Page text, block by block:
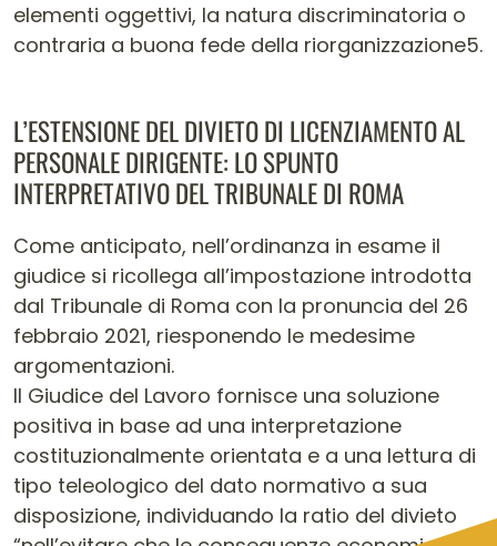
elementi oggettivi, la natura discriminatoria o
contraria a buona fede della riorganizzazione5.
L’ESTENSIONE DEL DIVIETO DI LICENZIAMENTO AL
PERSONALE DIRIGENTE: LO SPUNTO
INTERPRETATIVO DEL TRIBUNALE DI ROMA
Come anticipato, nell’ordinanza in esame il
giudice si ricollega all’impostazione introdotta
dal Tribunale di Roma con la pronuncia del 26
febbraio 2021, riesponendo le medesime
argomentazioni.
Il Giudice del Lavoro fornisce una soluzione
positiva in base ad una interpretazione
costituzionalmente orientata e a una lettura di
tipo teleologico del dato normativo a sua
disposizione, individuando la ratio del divieto